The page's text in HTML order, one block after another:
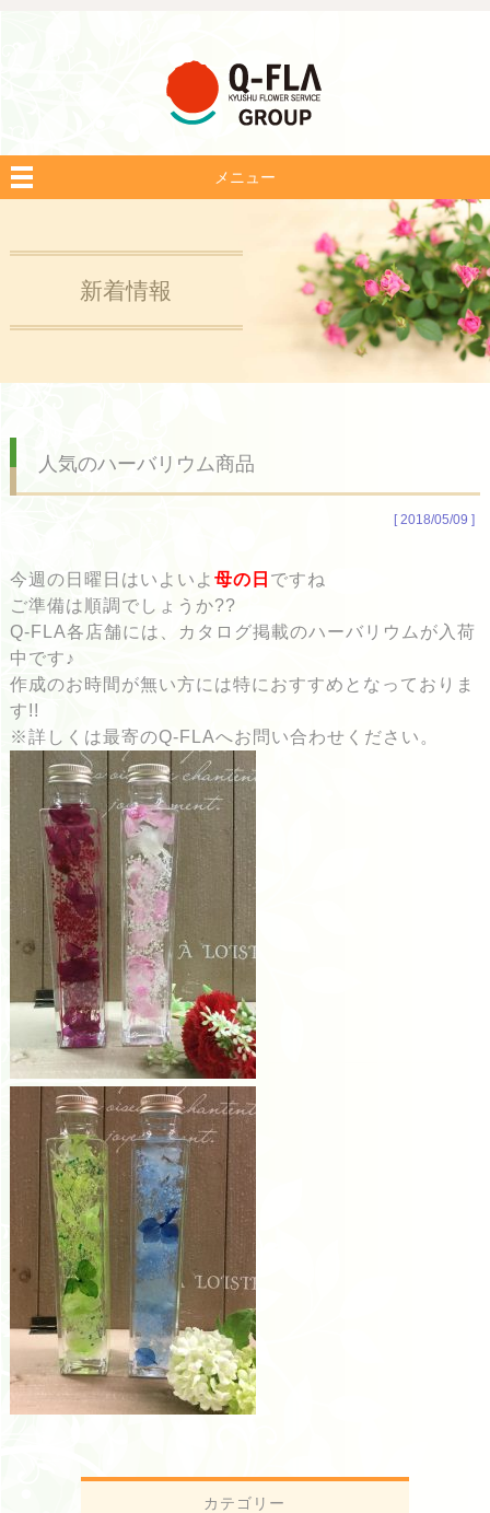
メニュー
新着情報
人気のハーバリウム商品
[ 2018/05/09 ]
今週の日曜日はいよいよ 母の日 ですね
ご準備は順調でしょうか??
Q-FLA各店舗には、カタログ掲載のハーバリウムが入荷
中です♪
作成のお時間が無い方には特におすすめとなっておりま
す!!
※詳しくは最寄のQ-FLAへお問い合わせください。
カテゴリー